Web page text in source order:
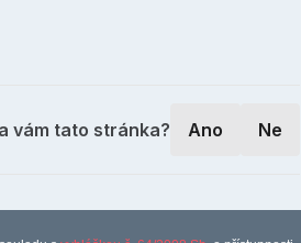
vám tato stránka? Ano Ne